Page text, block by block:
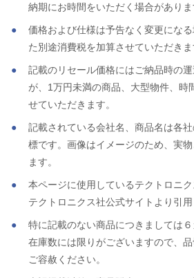
納期にお時間をいただく場合がありま
価格および仕様は予告なく変更にな
た別途消費税を加算させていただきま
記載のリセール価格にはご納品時の
が、1万円未満の商品、大型物件、時
せていただきます。
記載されている会社名、商品名は各
標です。画像はイメージのため、実
ます。
本ページに使用しているテクトロニク
テクトロニクス社公式サイトより引用
特に記載のない商品につきましては６
在庫数には限りがございますので、
ご容赦ください。